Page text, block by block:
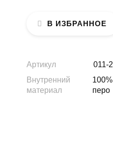
В ИЗБРАННОЕ
Артикул
011-2
Внутренний
материал
перо